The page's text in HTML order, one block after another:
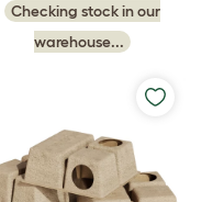
Checking stock in our
warehouse...